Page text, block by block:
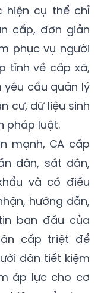
hiện cụ thể chỉ
cấp, đơn giản
phục vụ người
tỉnh về cấp xã,
cầu quản lý
cư, dữ liệu sinh
pháp luật.
mạnh, CA cấp
dân, sát dân,
và có điều
hướng dẫn,
ban đầu của
cấp triệt để
dân tiết kiệm
áp lực cho cơ